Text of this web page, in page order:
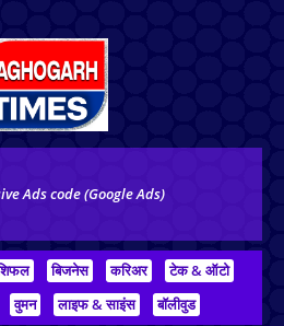
Ads code (Google Ads)
बिजनेस करिअर
टेक & ऑटो
वुमन लाइफ & साइंस बॉलीवुड